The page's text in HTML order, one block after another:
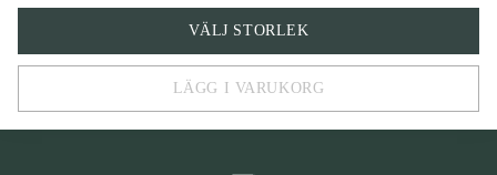
VÄLJ STORLEK
LÄGG I VARUKORG